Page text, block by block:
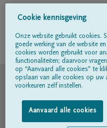
Volg ons op
©
Cookie kennisgeving
Onze website gebruikt cookies.
goede werking van de website
cookies worden gebruikt voor
functionaliteiten; daarvoor
op “Aanvaard alle cookies” te
opslaan van alle cookies op uw
voorkeuren zelf instellen.
Aanvaard alle cookies